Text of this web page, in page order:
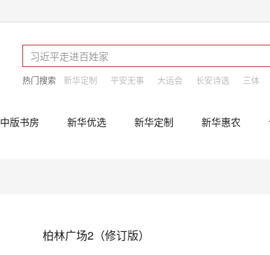
热门搜索 新华定制 平安无事 大运会 长安诗选 三体
中版书房 新华优选 新华定制 新华惠农
柏林广场2（修订版）